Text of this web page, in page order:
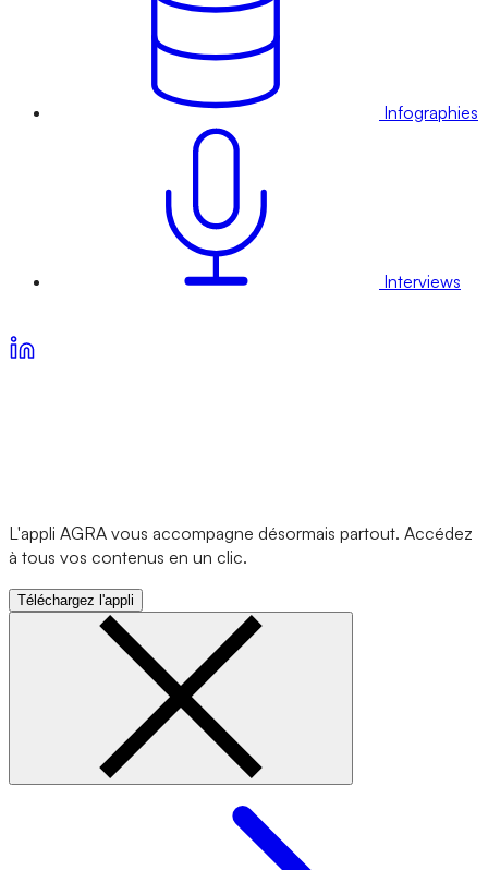
Infographies
Interviews
L'appli AGRA vous accompagne désormais partout. Accédez
à tous vos contenus en un clic.
Téléchargez l'appli